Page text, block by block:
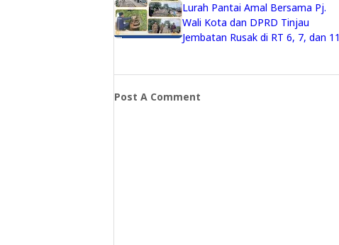
Lurah Pantai Amal Bersama Pj.
Wali Kota dan DPRD Tinjau
Jembatan Rusak di RT 6, 7, dan 11
Post A Comment